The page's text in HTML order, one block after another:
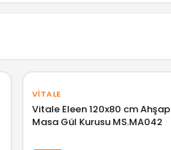
VITALE
Vitale Eleen 120x80 cm Ahşap
Masa Gül Kurusu MS.MA042